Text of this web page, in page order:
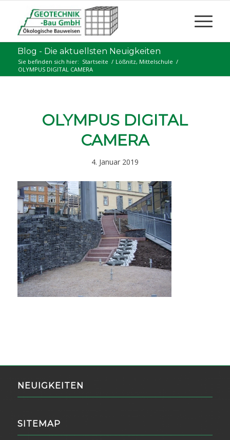
Blog - Die aktuellsten Neuigkeiten
Sie befinden sich hier: Startseite / Lößnitz, Mittelschule /
OLYMPUS DIGITAL CAMERA
OLYMPUS DIGITAL
CAMERA
4. Januar 2019
NEUIGKEITEN
SITEMAP